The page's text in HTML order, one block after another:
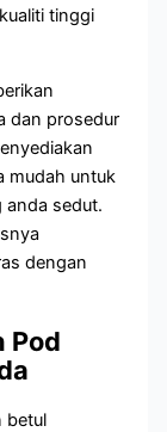
tinggi
dan prosedur
mudah untuk
anda sedut.
dengan
Pod
betul